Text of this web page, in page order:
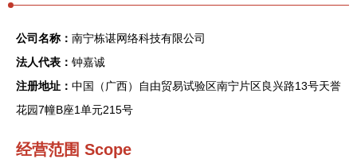
公司名称： 南宁栋谌网络科技有限公司
法人代表： 钟嘉诚
注册地址： 中国（广西）自由贸易试验区南宁片区良兴路13号天誉
花园7幢B座1单元215号
经营范围 Scope